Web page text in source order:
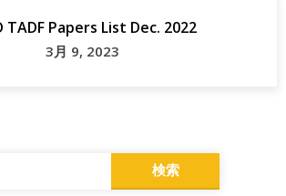
TADF Papers List Dec. 2022
3月 9, 2023